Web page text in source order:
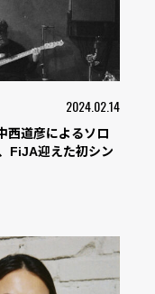
2024.02.14
道彦によるソロ
FiJA迎えた初シン